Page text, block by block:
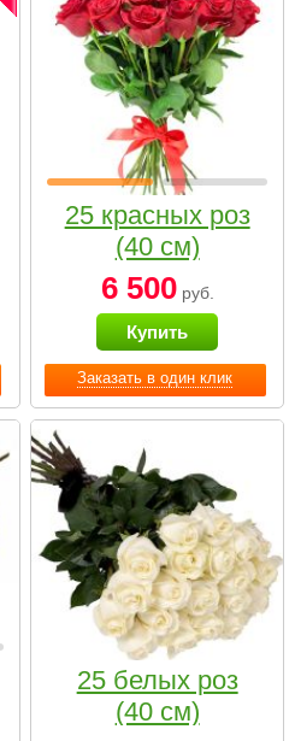
Заказать в один клик
25 красных роз
(40 см)
6 500руб.
Купить
25 белых роз
(40 см)